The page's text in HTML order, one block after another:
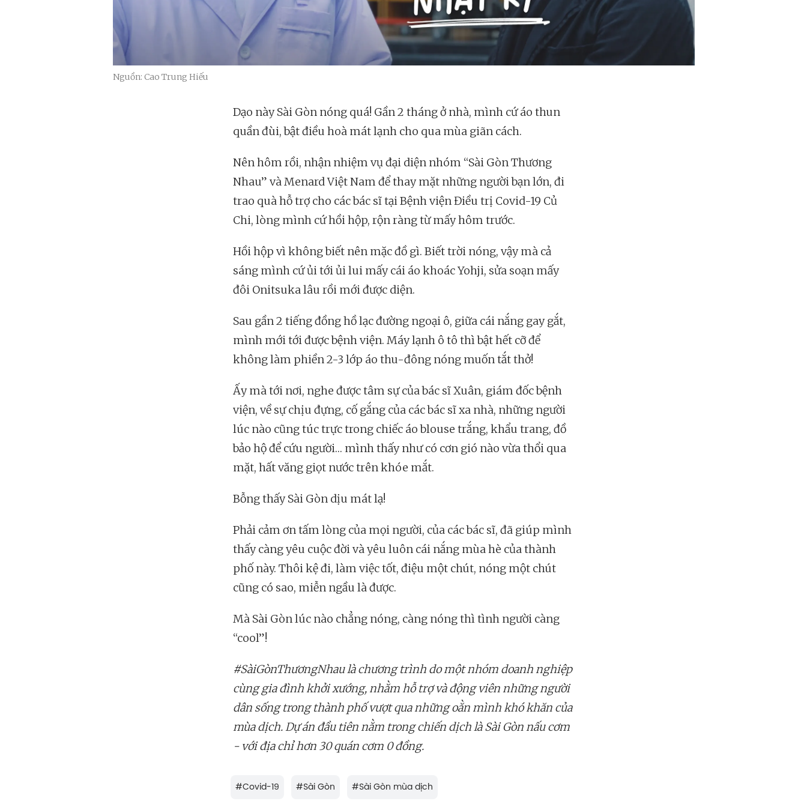
Nguồn: Cao Trung Hiếu
Dạo này Sài Gòn nóng quá! Gần 2 tháng ở nhà, mình cứ áo thun
quần đùi, bật điều hoà mát lạnh cho qua mùa giãn cách.
Nên hôm rồi, nhận nhiệm vụ đại diện nhóm “Sài Gòn Thương
Nhau” và Menard Việt Nam để thay mặt những người bạn lớn, đi
trao quà hỗ trợ cho các bác sĩ tại Bệnh viện Điều trị Covid-19 Củ
Chi, lòng mình cứ hồi hộp, rộn ràng từ mấy hôm trước.
Hồi hộp vì không biết nên mặc đồ gì. Biết trời nóng, vậy mà cả
sáng mình cứ ủi tới ủi lui mấy cái áo khoác Yohji, sửa soạn mấy
đôi Onitsuka lâu rồi mới được diện.
Sau gần 2 tiếng đồng hồ lạc đường ngoại ô, giữa cái nắng gay gắt,
mình mới tới được bệnh viện. Máy lạnh ô tô thì bật hết cỡ để
không làm phiền 2-3 lớp áo thu-đông nóng muốn tắt thở!
Ấy mà tới nơi, nghe được tâm sự của bác sĩ Xuân, giám đốc bệnh
viện, về sự chịu đựng, cố gắng của các bác sĩ xa nhà, những người
lúc nào cũng túc trực trong chiếc áo blouse trắng, khẩu trang, đồ
bảo hộ để cứu người… mình thấy như có cơn gió nào vừa thổi qua
mặt, hất văng giọt nước trên khóe mắt.
Bỗng thấy Sài Gòn dịu mát lạ!
Phải cảm ơn tấm lòng của mọi người, của các bác sĩ, đã giúp mình
thấy càng yêu cuộc đời và yêu luôn cái nắng mùa hè của thành
phố này. Thôi kệ đi, làm việc tốt, điệu một chút, nóng một chút
cũng có sao, miễn ngầu là được.
Mà Sài Gòn lúc nào chẳng nóng, càng nóng thì tình người càng
“cool”!
#SàiGònThươngNhau là chương trình do một nhóm doanh nghiệp
cùng gia đình khởi xướng, nhằm hỗ trợ và động viên những người
dân sống trong thành phố vượt qua những oằn mình khó khăn của
mùa dịch. Dự án đầu tiên nằm trong chiến dịch là Sài Gòn nấu cơm
- với địa chỉ hơn 30 quán cơm 0 đồng.
#Covid-19 #Sài Gòn #Sài Gòn mùa dịch